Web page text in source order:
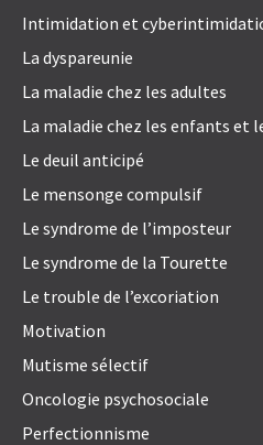
Intimidation et
La dyspareunie
La maladie chez les adultes
La maladie chez les enfants et
Le deuil anticipé
Le mensonge compulsif
Le syndrome de l’imposteur
Le syndrome de la Tourette
Le trouble de l’excoriation
Motivation
Mutisme sélectif
Oncologie psychosociale
Perfectionnisme